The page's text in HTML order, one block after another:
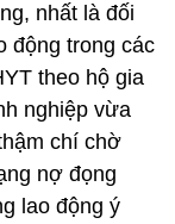
nhất là đối
động trong các
theo hộ gia
nghiệp vừa
chí chờ
nợ đọng
lao động ý